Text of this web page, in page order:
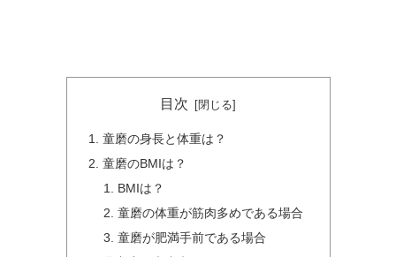
目次
童磨の身長と体重は？
童磨のBMIは？
BMIは？
童磨の体重が筋肉多めである場合
童磨が肥満手前である場合